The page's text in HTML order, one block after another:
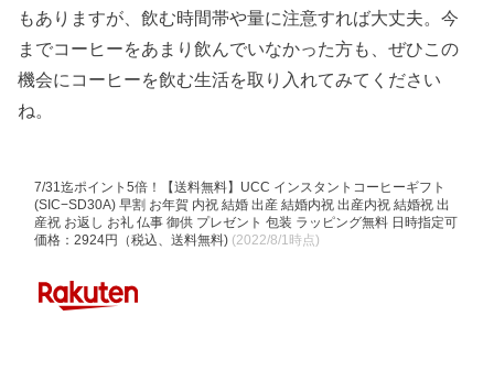
もありますが、飲む時間帯や量に注意すれば大丈夫。今
までコーヒーをあまり飲んでいなかった方も、ぜひこの
機会にコーヒーを飲む生活を取り入れてみてください
ね。
7/31迄ポイント5倍！【送料無料】UCC インスタントコーヒーギフト
(SIC−SD30A) 早割 お年賀 内祝 結婚 出産 結婚内祝 出産内祝 結婚祝 出
産祝 お返し お礼 仏事 御供 プレゼント 包装 ラッピング無料 日時指定可
価格：2924円（税込、送料無料) (2022/8/1時点)